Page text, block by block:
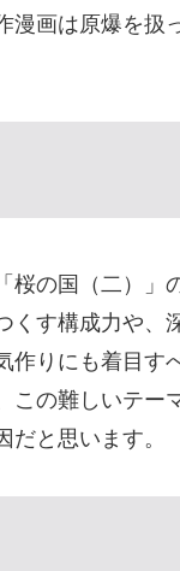
漫画は原爆を扱
桜の国（二）」
くす構成力や、
りにも着目す
この難しいテー
と思います。